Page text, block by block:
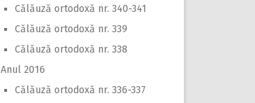
Călăuză ortodoxă nr. 340-341
Călăuză ortodoxă nr. 339
Călăuză ortodoxă nr. 338
Anul 2016
Călăuză ortodoxă nr. 336-337